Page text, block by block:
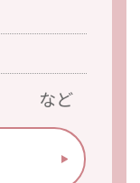
など